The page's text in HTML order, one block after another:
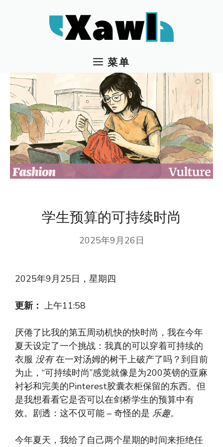
菜单
学生预算的可持续时尚
2025年9月26日
2025年9月25日，星期四
更新： 上午11:58
厌倦了比我的第五周动机快的快时尚，我在今年
夏天设定了一个挑战：我真的可以穿着可持续的
衣服 没有在一对汤姆的树干上破产了吗？到目前
为止，“可持续时尚”感觉就像是为200英镑的亚麻
衬衫和完美的Pinterest胶囊衣柜保留的东西。但
是我想看看它是否可以在剑桥学生的预算中有
效。剧透：这不仅可能 – 奇怪的是 乐趣。
今年夏天，我给了自己两个星期的时间来拒绝任